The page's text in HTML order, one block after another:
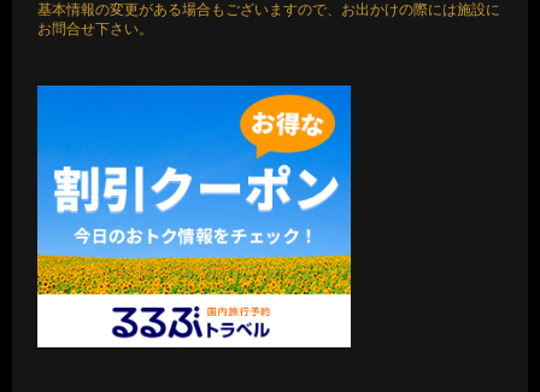
基本情報の変更がある場合もございますので、お出かけの際には施設に
お問合せ下さい。